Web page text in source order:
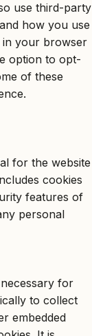
use third-party
how you use
in your browser
option to opt-
of these
for the website
cookies
features of
personal
for
to collect
embedded